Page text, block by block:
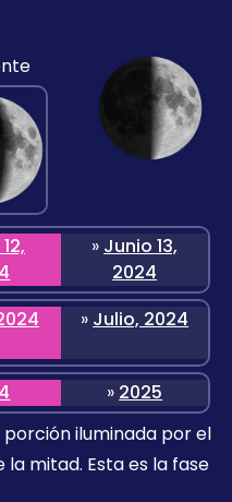
» Junio 13,
2024
» Julio, 2024
» 2025
porción iluminada por el
mitad. Esta es la fase